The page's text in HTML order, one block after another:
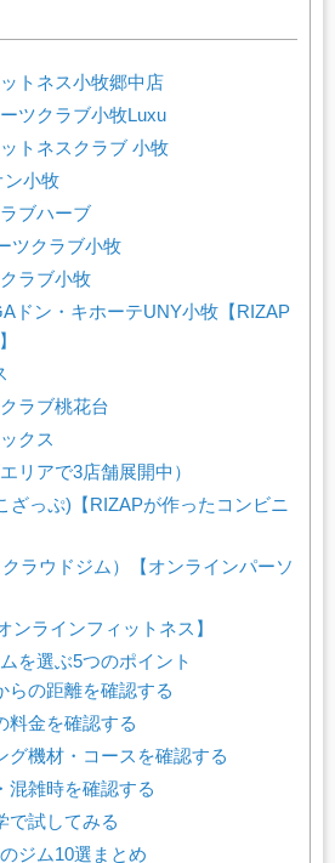
トネス小牧郷中店
ツクラブ小牧Luxu
トネスクラブ 小牧
ン小牧
ブハーブ
ツクラブ小牧
ラブ小牧
ドン・キホーテUNY小牧【RIZAP
ラブ桃花台
クス
リアで3店舗展開中）
ざっぷ)【RIZAPが作ったコンビニ
ラウドジム）【オンラインパーソ
ンラインフィットネス】
を選ぶ5つのポイント
らの距離を確認する
料金を確認する
グ機材・コースを確認する
混雑時を確認する
で試してみる
ジム10選まとめ